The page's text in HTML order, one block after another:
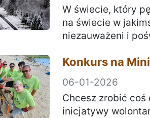
W świecie, który
na świecie w
niezauważeni i
Konkurs na
06-01-2026
Chcesz zrobić coś
inicjatywy